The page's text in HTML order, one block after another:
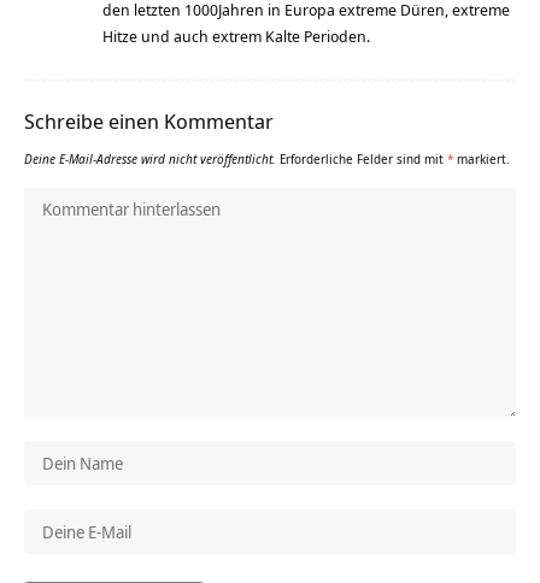
den letzten 1000Jahren in Europa extreme Düren, extreme
Hitze und auch extrem Kalte Perioden.
Schreibe einen Kommentar
Deine E-Mail-Adresse wird nicht veröffentlicht. Erforderliche Felder sind mit * markiert.